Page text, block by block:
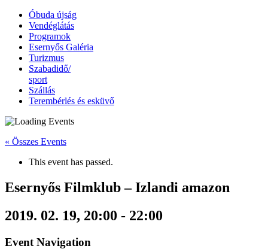
Óbuda újság
Vendéglátás
Programok
Esernyős Galéria
Turizmus
Szabadidő/
sport
Szállás
Terembérlés és esküvő
« Összes Events
This event has passed.
Esernyős Filmklub – Izlandi amazon
2019. 02. 19, 20:00 - 22:00
Event Navigation